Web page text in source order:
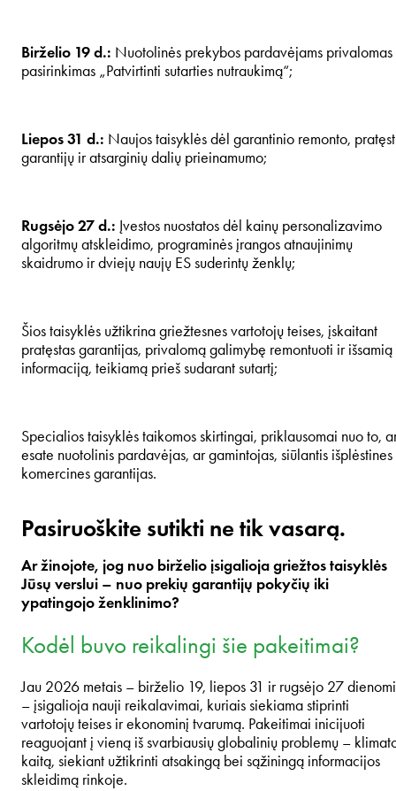
Birželio 19 d.: Nuotolinės prekybos pardavėjams privalomas
pasirinkimas „Patvirtinti sutarties nutraukimą“;
Liepos 31 d.: Naujos taisyklės dėl garantinio remonto,
garantijų ir atsarginių dalių prieinamumo;
Rugsėjo 27 d.: Įvestos nuostatos dėl kainų personalizavimo
algoritmų atskleidimo, programinės įrangos atnaujinimų
skaidrumo ir dviejų naujų ES suderintų ženklų;
Šios taisyklės užtikrina griežtesnes vartotojų teises, įskaitant
pratęstas garantijas, privalomą galimybę remontuoti ir išsamią
informaciją, teikiamą prieš sudarant sutartį;
Specialios taisyklės taikomos skirtingai, priklausomai nuo to,
esate nuotolinis pardavėjas, ar gamintojas, siūlantis išplėstines
komercines garantijas.
Pasiruoškite sutikti ne tik vasarą.
Ar žinojote, jog nuo birželio įsigalioja griežtos taisyklės
Jūsų verslui – nuo prekių garantijų pokyčių iki
ypatingojo ženklinimo?
Kodėl buvo reikalingi šie pakeitimai?
Jau 2026 metais – birželio 19, liepos 31 ir rugsėjo 27
– įsigalioja nauji reikalavimai, kuriais siekiama stiprinti
vartotojų teises ir ekonominį tvarumą. Pakeitimai inicijuoti
reaguojant į vieną iš svarbiausių globalinių problemų –
kaitą, siekiant užtikrinti atsakingą bei sąžiningą informacijos
skleidimą rinkoje.